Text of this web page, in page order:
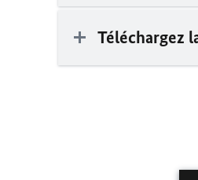
Téléchargez